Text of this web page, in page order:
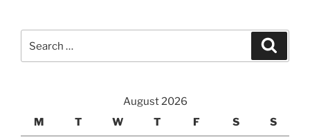
for:
August 2026
M
T W T F S S